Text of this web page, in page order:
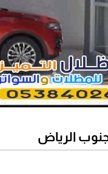
الرياض